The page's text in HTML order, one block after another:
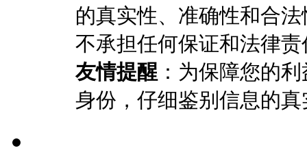
的真实性、准确性和合
不承担任何保证和法律责
友情提醒 ：为保障您的
身份，仔细鉴别信息的